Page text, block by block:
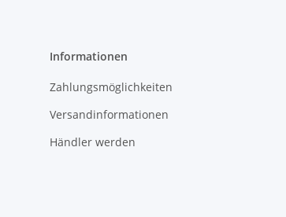
Informationen
Zahlungsmöglichkeiten
Versandinformationen
Händler werden